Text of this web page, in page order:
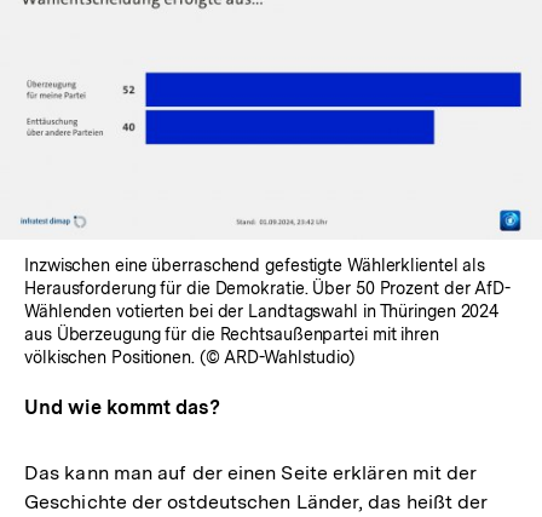
Inzwischen eine überraschend gefestigte Wählerklientel als
Herausforderung für die Demokratie. Über 50 Prozent der AfD-
Wählenden votierten bei der Landtagswahl in Thüringen 2024
aus Überzeugung für die Rechtsaußenpartei mit ihren
völkischen Positionen. (© ARD-Wahlstudio)
Und wie kommt das?
Das kann man auf der einen Seite erklären mit der
Geschichte der ostdeutschen Länder, das heißt der